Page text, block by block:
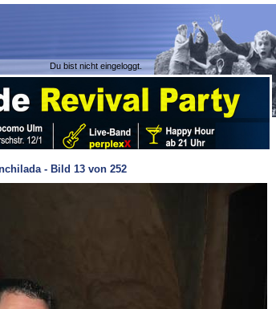
Du bist nicht eingeloggt.
- Bild 13 von 252